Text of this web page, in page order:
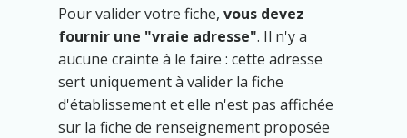
Pour valider votre fiche, vous devez
fournir une "vraie adresse". Il n'y a
aucune crainte à le faire : cette adresse
sert uniquement à valider la fiche
d'établissement et elle n'est pas affichée
sur la fiche de renseignement proposée